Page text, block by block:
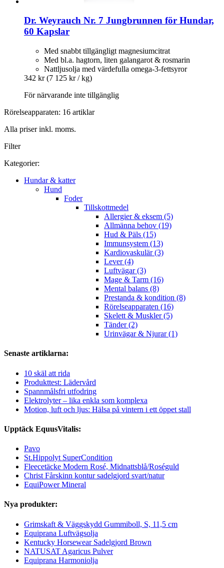
Dr. Weyrauch Nr. 7 Jungbrunnen för Hundar,
60 Kapslar
Med snabbt tillgängligt magnesiumcitrat
Med bl.a. hagtorn, liten galangarot & rosmarin
Nattljusolja med värdefulla omega-3-fettsyror
342 kr (7 125 kr / kg)
För närvarande inte tillgänglig
Rörelseapparaten: 16 artiklar
Alla priser inkl. moms.
Filter
Kategorier:
Hundar & katter
Hund
Foder
Tillskottmedel
Allergier & eksem (5)
Allmänna behov (19)
Hud & Päls (15)
Immunsystem (13)
Kardiovaskulär (3)
Lever (4)
Luftvägar (3)
Mage & Tarm (16)
Mental balans (8)
Prestanda & kondition (8)
Rörelseapparaten (16)
Skelett & Muskler (5)
Tänder (2)
Urinvägar & Njurar (1)
Senaste artiklarna:
10 skäl att rida
Produkttest: Lädervård
Spannmålsfri utfodring
Elektrolyter – lika enkla som komplexa
Motion, luft och ljus: Hälsa på vintern i ett öppet stall
Upptäck EquusVitalis:
Pavo
St.Hippolyt SuperCondition
Fleecetäcke Modern Rosé, Midnattsblå/Roséguld
Christ Fårskinn kontur sadelgjord svart/natur
EquiPower Mineral
Nya produkter:
Grimskaft & Väggskydd Gummiboll, S, 11,5 cm
Equiprana Luftvägsolja
Kentucky Horsewear Sadelgjord Brown
NATUSAT Agaricus Pulver
Equiprana Harmoniolja